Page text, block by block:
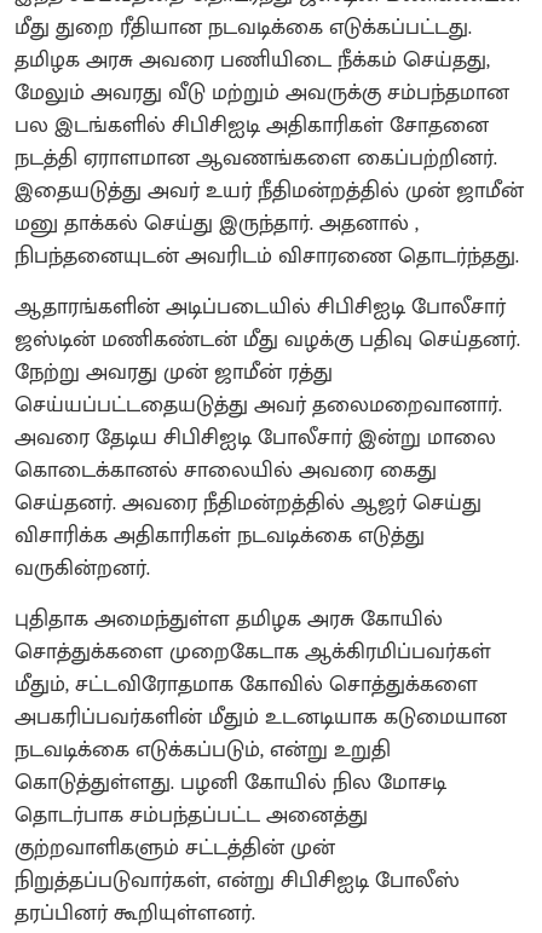
மீது துறை ரீதியான நடவடிக்கை எடுக்கப்பட்டது.
தமிழக அரசு அவரை பணியிடை நீக்கம் செய்தது,
மேலும் அவரது வீடு மற்றும் அவருக்கு சம்பந்தமான
பல இடங்களில் சிபிசிஐடி அதிகாரிகள் சோதனை
நடத்தி ஏராளமான ஆவணங்களை கைப்பற்றினர்.
இதையடுத்து அவர் உயர் நீதிமன்றத்தில் முன் ஜாமீன்
மனு தாக்கல் செய்து இருந்தார். அதனால் ,
நிபந்தனையுடன் அவரிடம் விசாரணை தொடர்ந்தது.
ஆதாரங்களின் அடிப்படையில் சிபிசிஐடி போலீசார்
ஜஸ்டின் மணிகண்டன் மீது வழக்கு பதிவு செய்தனர்.
நேற்று அவரது முன் ஜாமீன் ரத்து
செய்யப்பட்டதையடுத்து அவர் தலைமறைவானார்.
அவரை தேடிய சிபிசிஐடி போலீசார் இன்று மாலை
கொடைக்கானல் சாலையில் அவரை கைது
செய்தனர். அவரை நீதிமன்றத்தில் ஆஜர் செய்து
விசாரிக்க அதிகாரிகள் நடவடிக்கை எடுத்து
வருகின்றனர்.
புதிதாக அமைந்துள்ள தமிழக அரசு கோயில்
சொத்துக்களை முறைகேடாக ஆக்கிரமிப்பவர்கள்
மீதும், சட்டவிரோதமாக கோவில் சொத்துக்களை
அபகரிப்பவர்களின் மீதும் உடனடியாக கடுமையான
நடவடிக்கை எடுக்கப்படும், என்று உறுதி
கொடுத்துள்ளது. பழனி கோயில் நில மோசடி
தொடர்பாக சம்பந்தப்பட்ட அனைத்து
குற்றவாளிகளும் சட்டத்தின் முன்
நிறுத்தப்படுவார்கள், என்று சிபிசிஐடி போலீஸ்
தரப்பினர் கூறியுள்ளனர்.